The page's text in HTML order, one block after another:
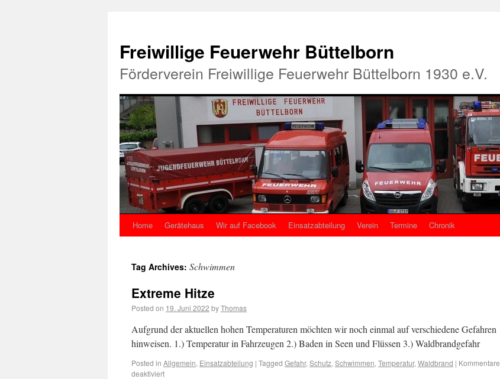
Freiwillige Feuerwehr Büttelborn
Förderverein Freiwillige Feuerwehr Büttelborn 1930 e.V.
Home Gerätehaus Wir auf Facebook Einsatzabteilung Verein Termine Chronik
Tag Archives: Schwimmen
Extreme Hitze
Posted on 19. Juni 2022 byThomas
Aufgrund der aktuellen hohen Temperaturen möchten wir noch einmal auf verschiedene Gefahren
hinweisen. 1.) Temperatur in Fahrzeugen 2.) Baden in Seen und Flüssen 3.) Waldbrandgefahr
Posted in Allgemein, Einsatzabteilung | Tagged Gefahr, Schutz, Schwimmen, Temperatur, Waldbrand | Kommentare
deaktiviert